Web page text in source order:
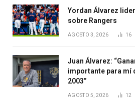
Yordan Álvarez
sobre Rangers
AGOSTO 3, 2026 16
Juan Álvarez:
importante para mí
2003”
AGOSTO 5, 2026 12